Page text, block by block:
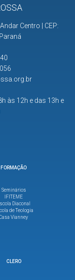
Centro | CEP:
às 12h e das 13h e
FORMAÇÃO
Seminários
IFITEME
Diaconal
de Teologia
Vianney
CLERO